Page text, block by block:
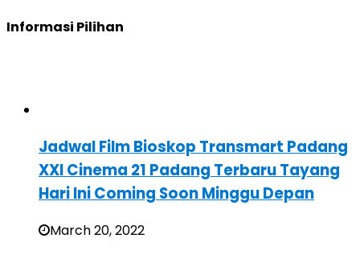
Informasi Pilihan
Jadwal Film Bioskop Transmart Padang
XXI Cinema 21 Padang Terbaru Tayang
Hari Ini Coming Soon Minggu Depan
March 20, 2022